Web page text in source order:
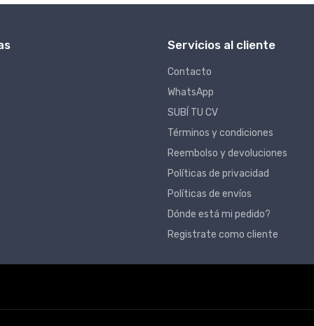
Servicios al cliente
Contacto
WhatsApp
SUBÍ TU CV
Términos y condiciones
Reembolso y devoluciones
Políticas de privacidad
Políticas de envíos
Dónde está mi pedido?
Registrate como cliente